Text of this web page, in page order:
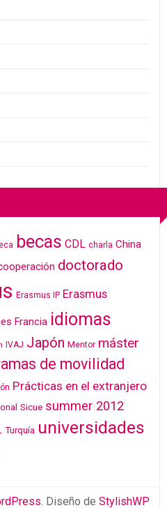
becas CDL charla China
doctorado
Erasmus IP Erasmus
Francia idiomas
IVAJ Japón Mentor máster
de movilidad
Prácticas en el extranjero
Sicue summer 2012
Turquía universidades
. Diseño de StylishWP